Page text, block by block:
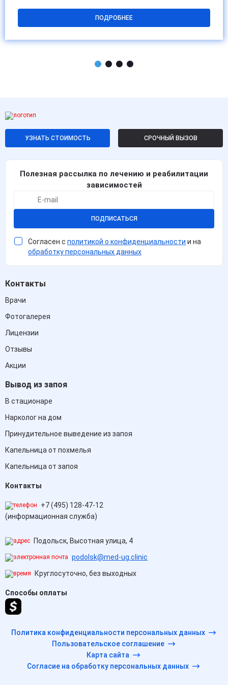
ПОДРОБНЕЕ
УЗНАТЬ СТОИМОСТЬ СРОЧНЫЙ ВЫЗОВ
Полезная рассылка по лечению и реабилитации
зависимостей
ПОДПИСАТЬСЯ
Согласен с политикой о конфиденциальности и на
обработку персональных данных
Контакты
Врачи
Фотогалерея
Лицензии
Отзывы
Акции
Вывод из запоя
В стационаре
Нарколог на дом
Принудительное выведение из запоя
Капельница от похмелья
Капельница от запоя
Контакты
+7 (495) 128-47-12
(информационная служба)
Подольск, Высотная улица, 4
podolsk@med-ug.clinic
Круглосуточно, без выходных
Способы оплаты
Политика конфиденциальности персональных данных
Пользовательское соглашение
Карта сайта
Согласие на обработку персональных данных